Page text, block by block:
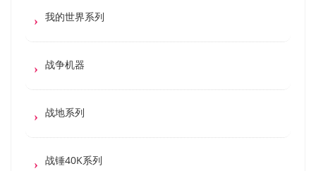
我的世界系列
战争机器
战地系列
战锤40K系列